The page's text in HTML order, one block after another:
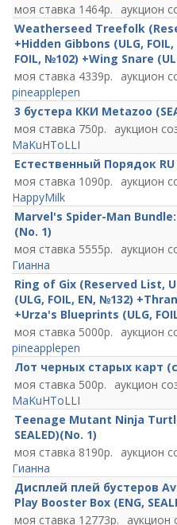
1464
Weatherseed Treefolk
+Hidden Gibbons (ULG,
FOIL, №102) +Wing Snare
4339
pineapplepen
3 бустера ККИ Metazoo
750
MaKuHToLLI
Естественный Порядок RU
1090
HappyMilk
Marvel's Spider-Man Bundle:
(No. 1)
5555
Гианна
Ring of Gix (Reserved List,
(ULG, FOIL, EN, №132)
+Urza's Blueprints (ULG,
5000
pineapplepen
Лот черных старых карт
500
MaKuHToLLI
Teenage Mutant Ninja
SEALED)(No. 1)
8190
Гианна
Дисплей плей бустеров
Play Booster Box (ENG,
12773